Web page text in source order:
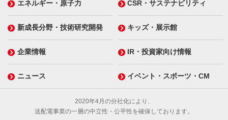
エネルギー・原子力 CSR・サステナビリティ
新成長分野・技術研究開発 キッズ・展示館
企業情報 IR・投資家向け情報
ニュース イベント・スポーツ・CM
2020年4月の分社化により、
送配電事業の一層の中立性・公平性を確保しております。